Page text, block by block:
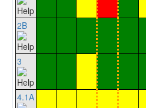
2B
3
4.1A